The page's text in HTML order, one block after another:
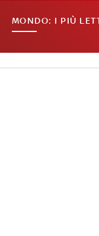
MONDO: I PIÙ